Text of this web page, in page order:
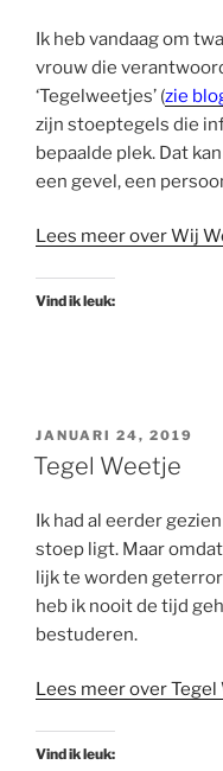
Ik heb vandaag om
vrouw die
‘Tegelweetjes’ (zie
zijn stoeptegels die
bepaalde plek. Dat
een gevel, een
Lees meer over Wij
Vind ik leuk:
GEPLAATST
OP
JANUARI 24, 2019
Tegel Weetje
Ik had al eerder
stoep ligt. Maar
lijk te worden
heb ik nooit de tijd
bestuderen.
Lees meer over Tegel
Vind ik leuk: